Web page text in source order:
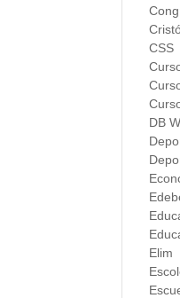
CSS
DB
Elim